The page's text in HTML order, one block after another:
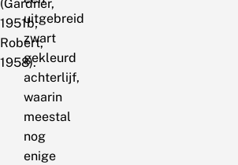
(Gardner,
1951b;
Robert,
1958).
uitgebreid
zwart
gekleurd
achterlijf,
waarin
meestal
nog
enige